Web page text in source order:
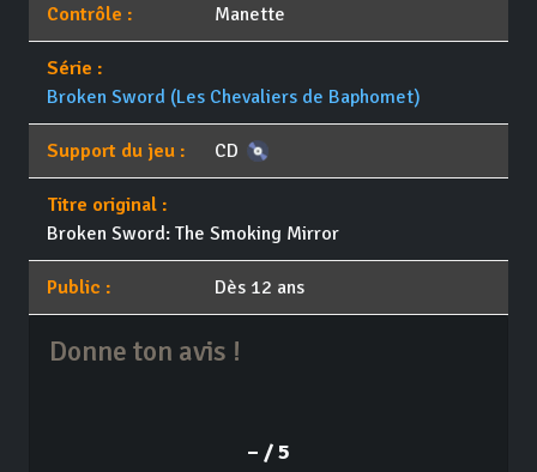
Contrôle : Manette
Série :
Broken Sword (Les Chevaliers de Baphomet)
Support du jeu : CD
Titre original :
Broken Sword: The Smoking Mirror
Public : Dès 12 ans
Donne ton avis !
– / 5